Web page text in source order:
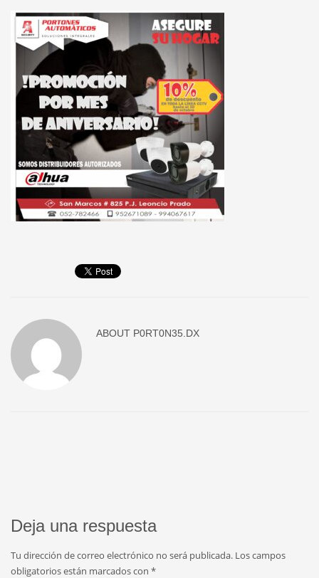
ABOUT P0RT0N35.DX
Deja una respuesta
Tu dirección de correo electrónico no será publicada. Los campos
obligatorios están marcados con *